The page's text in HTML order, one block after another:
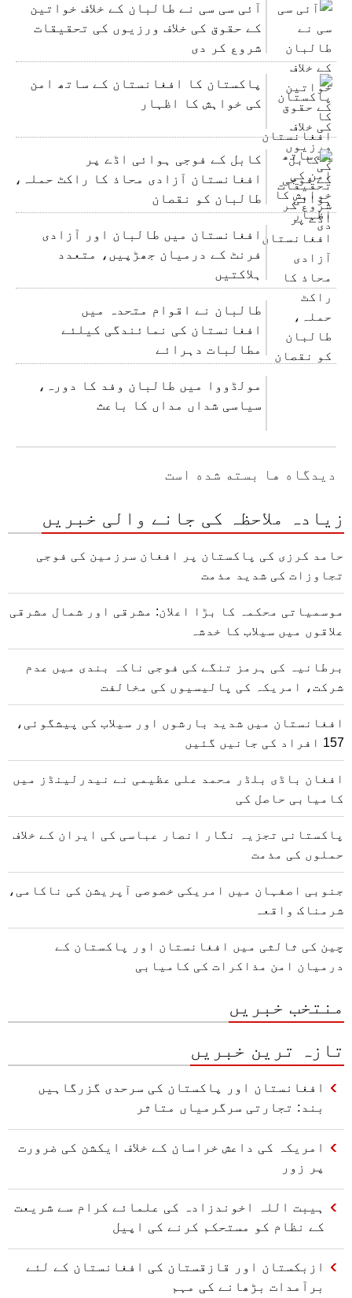
آئی سی سی نے طالبان کے خلاف خواتین
کے حقوق کی خلاف ورزیوں کی تحقیقات
شروع کر دی
پاکستان کا افغانستان کے ساتھ امن
کی خواہش کا اظہار
کابل کے فوجی ہوائی اڈے پر
افغانستان آزادی محاذ کا راکٹ حملہ،
طالبان کو نقصان
افغانستان میں طالبان اور آزادی
فرنٹ کے درمیان جھڑپیں، متعدد
ہلاکتیں
طالبان نے اقوام متحدہ میں
افغانستان کی نمائندگی کیلئے
مطالبات دہرائے
مولڈووا میں طالبان وفد کا دورہ،
سیاسی شداں مداں کا باعث
دیدگاه ها بسته شده است
زیادہ ملاحظہ کی جانے والی خبریں
حامد کرزی کی پاکستان پر افغان سرزمین کی فوجی
تجاوزات کی شدید مذمت
موسمیاتی محکمہ کا بڑا اعلان: مشرقی اور شمال مشرقی
علاقوں میں سیلاب کا خدشہ
برطانیہ کی ہرمز تنگے کی فوجی ناکہ بندی میں عدم
شرکت، امریکہ کی پالیسیوں کی مخالفت
افغانستان میں شدید بارشوں اور سیلاب کی پیشگوئی،
157 افراد کی جانیں گئیں
افغان باڈی بلڈر محمد علی عظیمی نے نیدرلینڈز میں
کامیابی حاصل کی
پاکستانی تجزیہ نگار انصار عباسی کی ایران کے خلاف
حملوں کی مذمت
جنوبی اصفہان میں امریکی خصوصی آپریشن کی ناکامی،
شرمناک واقعہ
چین کی ثالثی میں افغانستان اور پاکستان کے
درمیان امن مذاکرات کی کامیابی
منتخب خبریں
تازہ ترین خبریں
افغانستان اور پاکستان کی سرحدی گزرگاہیں
بند: تجارتی سرگرمیاں متاثر
امریکہ کی داعش خراسان کے خلاف ایکشن کی ضرورت
پر زور
ہیبت اللہ اخوندزادہ کی علمائے کرام سے شریعت
کے نظام کو مستحکم کرنے کی اپیل
ازبکستان اور قازقستان کی افغانستان کے لئے
برآمدات بڑھانے کی مہم